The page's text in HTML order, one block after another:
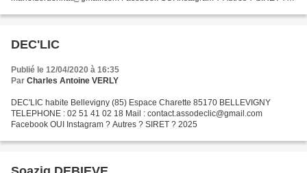
DEC'LIC
Publié le 12/04/2020 à 16:35
Par Charles Antoine VERLY
DEC'LIC habite Bellevigny (85) Espace Charette 85170 BELLEVIGNY
TELEPHONE : 02 51 41 02 18 Mail : contact.assodeclic@gmail.com
Facebook OUI Instagram ? Autres ? SIRET ? 2025